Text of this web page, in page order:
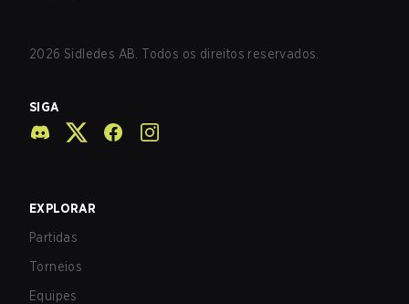
2026 Sidledes AB. Todos os direitos reservados.
SIGA
EXPLORAR
Partidas
Torneios
Equipes